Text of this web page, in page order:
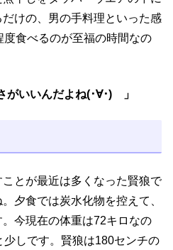
けの、男の手料理といった感
度食べるのが至福の時間なの
がいいんだよね(･∀･) 」
とが最近は多くなった賢狼で
夕食では炭水化物を控えて、
今現在の体重は72キロなの
しです。賢狼は180センチの